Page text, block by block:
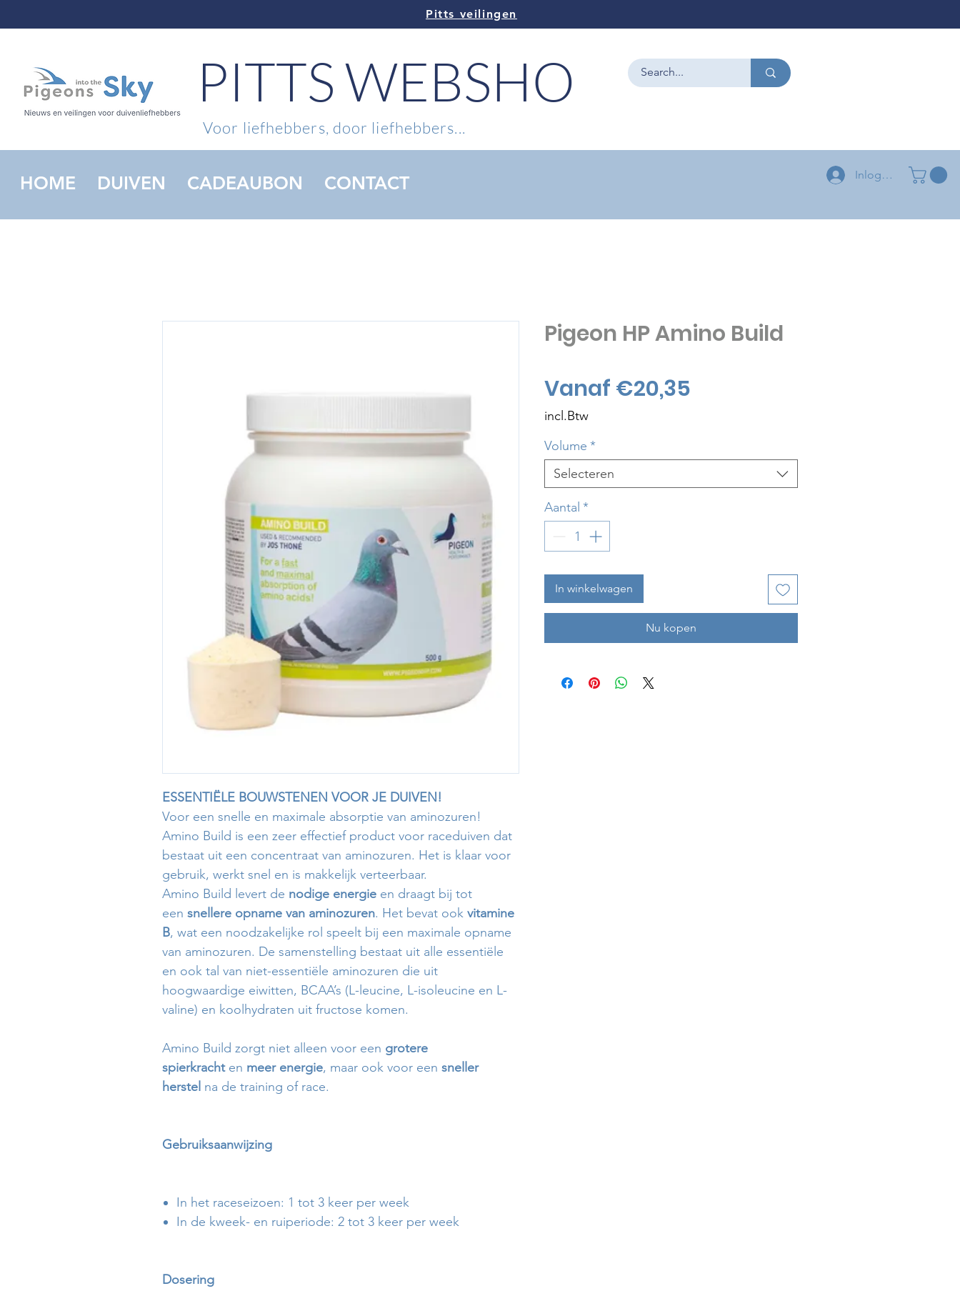
Pitts veilingen
PITTS WEBSHOP
Voor liefhebbers, door liefhebbers...
HOME DUIVEN CADEAUBON CONTACT Inloggen
ESSENTIËLE BOUWSTENEN VOOR JE DUIVEN!
Voor een snelle en maximale absorptie van aminozuren!
Amino Build is een zeer effectief product voor raceduiven dat
bestaat uit een concentraat van aminozuren. Het is klaar voor
gebruik, werkt snel en is makkelijk verteerbaar.
Amino Build levert de nodige energie en draagt bij tot
een snellere opname van aminozuren. Het bevat ook vitamine
B, wat een noodzakelijke rol speelt bij een maximale opname
van aminozuren. De samenstelling bestaat uit alle essentiële
en ook tal van niet-essentiële aminozuren die uit
hoogwaardige eiwitten, BCAA’s (L-leucine, L-isoleucine en L-
valine) en koolhydraten uit fructose komen.
Amino Build zorgt niet alleen voor een grotere
spierkrachten meer energie, maar ook voor een sneller
herstel na de training of race.
Gebruiksaanwijzing
In het raceseizoen: 1 tot 3 keer per week
In de kweek- en ruiperiode: 2 tot 3 keer per week
Dosering
Pigeon HP Amino Build
Vanaf €20,35
incl.Btw
Volume *
Selecteren
Aantal *
In winkelwagen
Nu kopen